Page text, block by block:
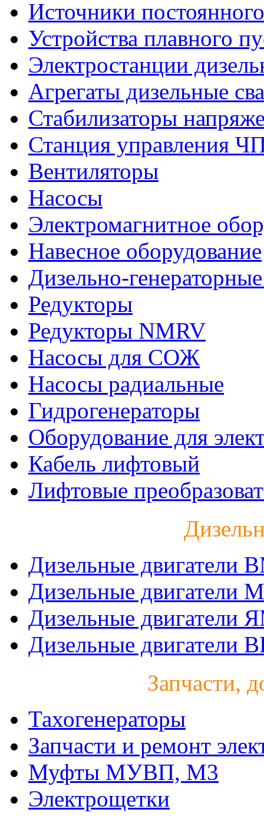
Источники
Устройства плавного
Электростанции
Агрегаты дизельные
Стабилизаторы
Станция управления
Вентиляторы
Насосы
Электромагнитное
Навесное оборудование
Дизельно-
Редукторы
Редукторы NMRV
Насосы для СОЖ
Насосы радиальные
Гидрогенераторы
Оборудование для
Кабель лифтовый
Лифтовые
Дизельные двигатели
Дизельные двигатели
Дизельные двигатели
Дизельные двигатели
Запчасти,
Тахогенераторы
Запчасти и ремонт
Муфты МУВП, М3
Электрощетки